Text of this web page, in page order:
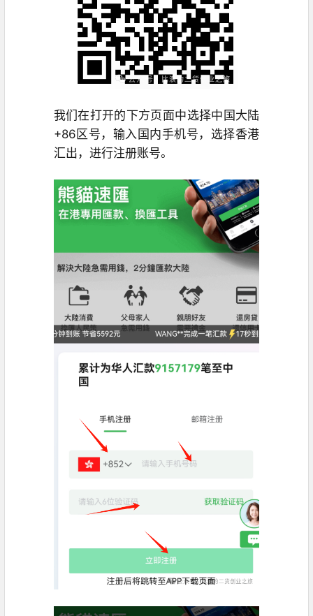
我们在打开的下方页面中选择中国大陆
+86区号，输入国内手机号，选择香港
汇出，进行注册账号。